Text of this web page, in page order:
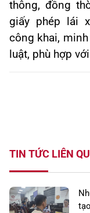
thông, đồng
giấy phép lái
công khai,
luật, phù hợp
TIN TỨC LIÊN